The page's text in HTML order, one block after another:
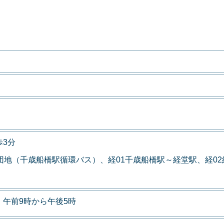
3分
（千歳船橋駅循環バス）、経01千歳船橋駅～経堂駅、経02
前9時から午後5時